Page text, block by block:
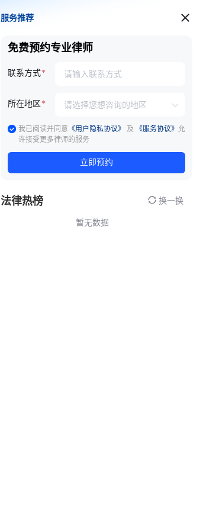
服务推荐
服务推荐
免费预约专业律师
联系方式
所在地区
我已阅读并同意 《用户隐私协议》 及 《服务协议》 允
许接受更多律师的服务
立即预约
法律热榜 换一换
暂无数据